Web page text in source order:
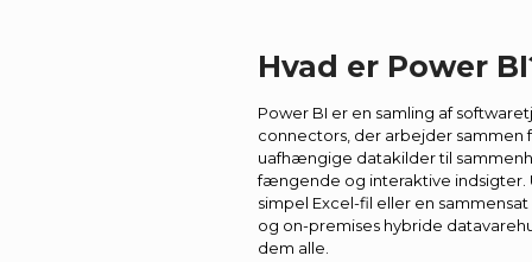
Hvad er Power
Power BI er en samling af
connectors, der arbejder sammen
uafhængige datakilder til
fængende og interaktive indsigter.
simpel Excel-fil eller en
og on-premises hybride
dem alle.